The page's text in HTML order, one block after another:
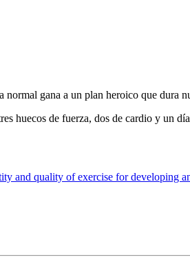
gana a un plan heroico que dura
huecos de fuerza, dos de cardio y un
and quality of exercise for developing